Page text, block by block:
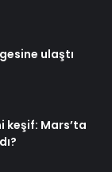
ulaştı
keşif: Mars’ta